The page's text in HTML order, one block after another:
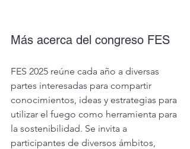
Más acerca del congreso FES
FES 2025 reúne cada año a diversas
partes interesadas para compartir
conocimientos, ideas y estrategias para
utilizar el fuego como herramienta para
la sostenibilidad. Se invita a
participantes de diversos ámbitos,